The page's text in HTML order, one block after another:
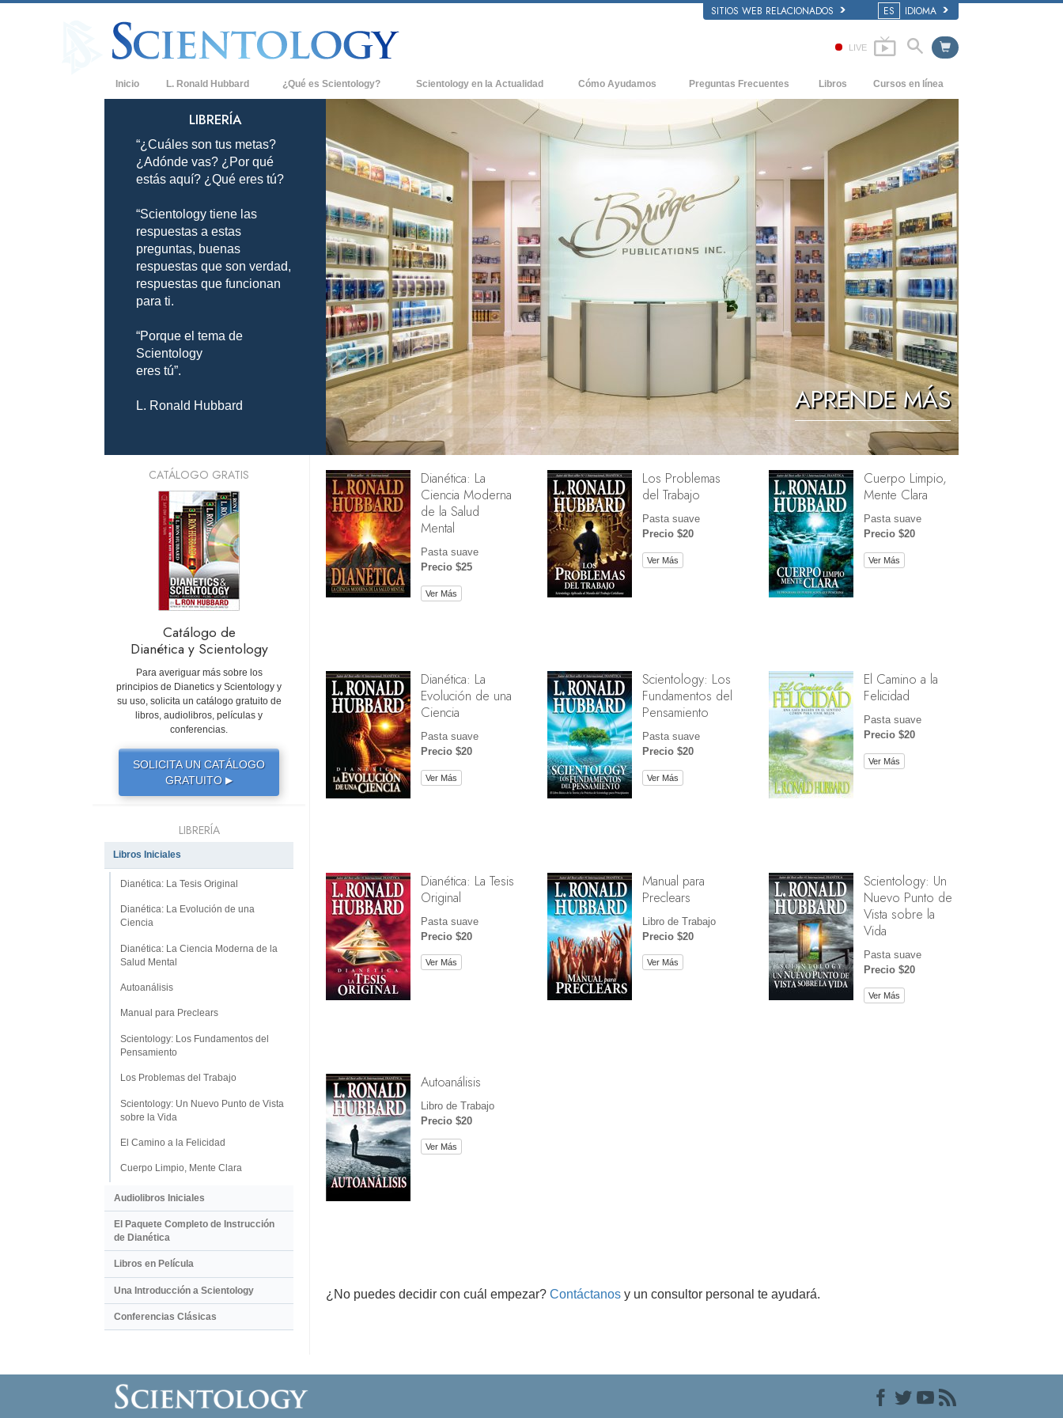
SITIOS WEB RELACIONADOS ES IDIOMA
LIVE
Inicio L. Ronald Hubbard ¿Qué es Scientology?
Credos y Códigos de Scientology
Qué dicen los Scientologists acerca de
Scientology
Conoce a un Scientologist
Dentro de una Iglesia
Los Principios Básicos de Scientology
Una Introducción a Dianética
Amor y Odio: ¿Qué es Grandeza?
Scientology en la Actualidad
Nuevas Iglesias de Scientology
Organizaciones Avanzadas
Base en Tierra de Flag
Freewinds
Llevando Scientology al Mundo
David Miscavige - Líder Eclesiástico de
Scientology
Cómo Ayudamos Preguntas Frecuentes
Antecedentes y principios básicos
Dentro de una Iglesia
La Organización de Scientology
Libros
Audiolibros
Conferencias Introductorias
Películas
Cursos en línea
Cómo Resolver los Conflictos
Las Dinámicas de la Existencia
Los Componentes de la Comprensión
Soluciones para un Entorno Peligroso
Ayudas para Enfermedades y Lesiones
La Integridad y la Honestidad
El Matrimonio
La Escala Tonal Emocional
Respuestas a las Drogas
Herramientas para el Entorno Laboral
La Ética y las Condiciones
La Causa de la Supresión
Investigaciones
Los Fundamentos de la Organización
Los Fundamentos de las Relaciones
Públicas
APRENDE MÁS
LIBRERÍA
“¿Cuáles son tus metas?
¿Adónde vas? ¿Por qué
estás aquí? ¿Qué eres tú?
“Scientology tiene las
respuestas a estas
preguntas, buenas
respuestas que son verdad,
respuestas que funcionan
para ti.
“Porque el tema de
Scientology
eres tú”.
L. Ronald Hubbard
Dianética: La
Ciencia Moderna
de la Salud
Mental
Pasta suave
Precio $25
Ver Más
Los Problemas
del Trabajo
Pasta suave
Precio $20
Ver Más
Cuerpo Limpio,
Mente Clara
Pasta suave
Precio $20
Ver Más
Dianética: La
Evolución de una
Ciencia
Pasta suave
Precio $20
Ver Más
Scientology: Los
Fundamentos del
Pensamiento
Pasta suave
Precio $20
Ver Más
El Camino a la
Felicidad
Pasta suave
Precio $20
Ver Más
Dianética: La Tesis
Original
Pasta suave
Precio $20
Ver Más
Manual para
Preclears
Libro de Trabajo
Precio $20
Ver Más
Scientology: Un
Nuevo Punto de
Vista sobre la
Vida
Pasta suave
Precio $20
Ver Más
Autoanálisis
Libro de Trabajo
Precio $20
Ver Más
¿No puedes decidir con cuál empezar? Contáctanos y un consultor personal te ayudará.
CATÁLOGO GRATIS
Catálogo de
Dianética y Scientology
Para averiguar más sobre los
principios de Dianetics y Scientology y
su uso, solicita un catálogo gratuito de
libros, audiolibros, películas y
conferencias.
SOLICITA UN CATÁLOGO
GRATUITO ▶
LIBRERÍA
Libros Iniciales
Dianética: La Tesis Original
Dianética: La Evolución de una
Ciencia
Dianética: La Ciencia Moderna de la
Salud Mental
Autoanálisis
Manual para Preclears
Scientology: Los Fundamentos del
Pensamiento
Los Problemas del Trabajo
Scientology: Un Nuevo Punto de Vista
sobre la Vida
El Camino a la Felicidad
Cuerpo Limpio, Mente Clara
Audiolibros Iniciales
El Paquete Completo de Instrucción
de Dianética
Libros en Película
Una Introducción a Scientology
Conferencias Clásicas